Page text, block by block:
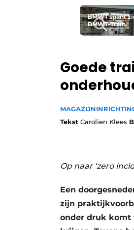
BMWT spant
BMWT-Train.
Goede
Tekst Carolien Klees
Op naar ‘zero
Een
zijn
onder druk komt